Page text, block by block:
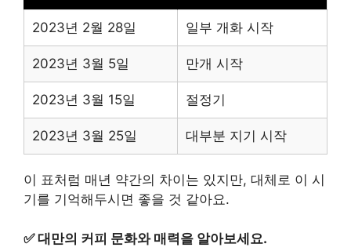
2023년 2월 28일 일부 개화 시작
2023년 3월 5일 만개 시작
2023년 3월 15일 절정기
2023년 3월 25일 대부분 지기 시작
이 표처럼 매년 약간의 차이는 있지만, 대체로 이 시
기를 기억해두시면 좋을 것 같아요.
✅대만의 커피 문화와 매력을 알아보세요.